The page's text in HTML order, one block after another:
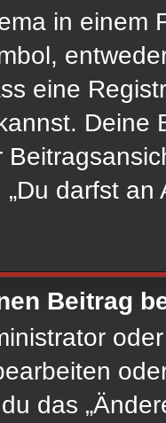
in einem
eine
Deine
„Du darfst
Beitrag
das